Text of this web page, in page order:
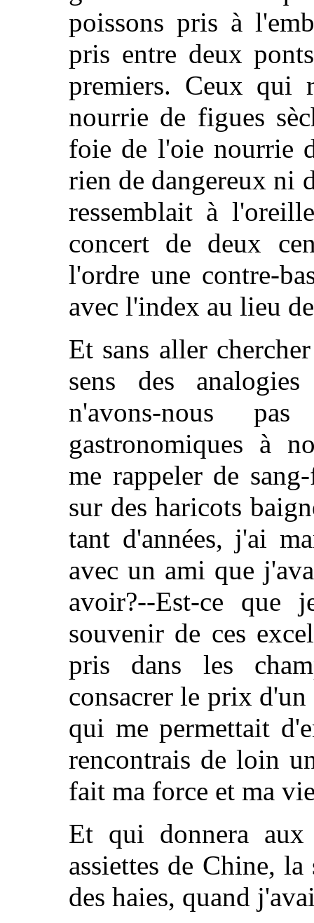
poissons pris à
pris entre deux
premiers. Ceux qui
nourrie de figues
foie de l'oie nourrie
rien de dangereux ni
ressemblait à
concert de deux
l'ordre une contre-
avec l'index au lieu
Et sans aller
sens des
n'avons-nous
gastronomiques à
me rappeler de
sur des haricots
tant d'années, j'ai
avec un ami que
avoir?--Est-ce que
souvenir de ces
pris dans les
consacrer le prix
qui me permettait
rencontrais de loin
fait ma force et ma
Et qui donnera aux
assiettes de Chine,
des haies, quand